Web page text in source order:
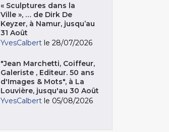
« Sculptures dans la
Ville », … de Dirk De
Keyzer, à Namur, jusqu’au
31 Août
YvesCalbert le 28/07/2026
"Jean Marchetti, Coiffeur,
Galeriste , Editeur. 50 ans
d'Images & Mots", à La
Louvière, jusqu'au 30 Août
YvesCalbert le 05/08/2026